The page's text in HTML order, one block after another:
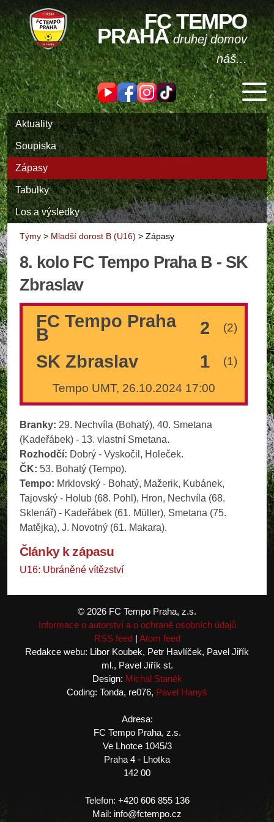
FC TEMPO
PRAHAdruhej domov
náš...
Aktuality
Soupiska
Zápasy
Tabulky
Los a výsledky
Týmy > Mladší dorost B (U16) > Zápasy
8. kolo FC Tempo Praha B - SK
Zbraslav
FC Tempo Praha
B 2 (2)
SK Zbraslav 1 (1)
Tempo UMT, 26.10.2024 17:00
Branky: 29. Nechvíla (Bohatý), 40. Smetana
(Kadeřábek) - 13. vlastní Smetana.
Rozhodčí: Dobrý - Vyskočil, Holeček.
ČK: 53. Bohatý (Tempo).
Tempo: Mrklovský - Bohatý, Mažerik, Kubánek,
Tajovský - Holub (68. Pohl), Hron, Nechvíla (68.
Sklenář) - Kadeřábek (61. Müller), Smetana (75.
Matějka), J. Novotný (61. Makara).
Články k zápasu
U16: Ubráněné vítězství
© 2026 FC Tempo Praha, z.s.
Informace o autorství a o ochraně osobních údajů
RSS feed| Atom feed
Redakce webu: Libor Koubek, Petr Havlíček, Pavel Jiřík
ml., Pavel Jiřík st.
Design: Michal Staněk
Coding: Tonda, re076, Pavel Hanyš
Adresa:
FC Tempo Praha, z.s.
Ve Lhotce 1045/3
Praha 4 - Lhotka
142 00
Telefon: +420 606 855 136
Mail: info@fctempo.cz